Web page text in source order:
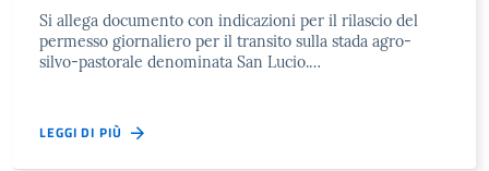
Si allega documento con indicazioni per il rilascio del
permesso giornaliero per il transito sulla stada agro-
silvo-pastorale denominata San Lucio.…
LEGGI DI PIÙ